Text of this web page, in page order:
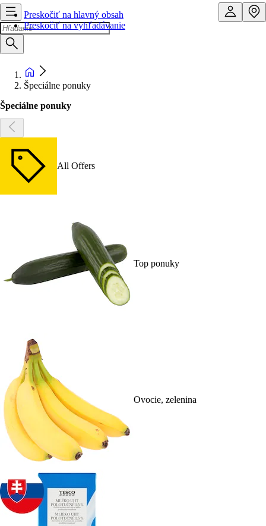
Preskočiť na hlavný obsah
Preskočiť na vyhľadávanie
Špeciálne ponuky
Špeciálne ponuky
All Offers
Top ponuky
Ovocie, zelenina